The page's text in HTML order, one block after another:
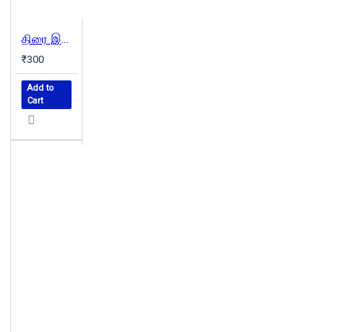
திரை இசைப் பாடல்கள் (பாகம் 1)
₹300
Add to
Cart